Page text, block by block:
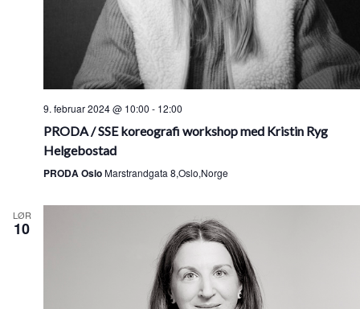
9. februar 2024 @ 10:00 - 12:00
PRODA / SSE koreografi workshop med Kristin Ryg
Helgebostad
PRODA OsloMarstrandgata 8,Oslo,Norge
LØR
10